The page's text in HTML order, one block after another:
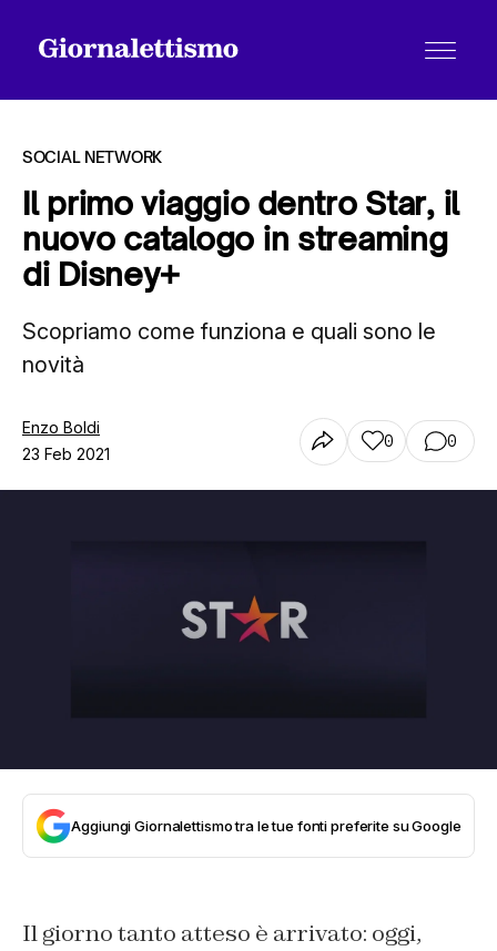
Tutti gli articoli
Chi siamo
Contatti
SOCIAL NETWORK
Il primo viaggio dentro Star, il
nuovo catalogo in streaming
di Disney+
Scopriamo come funziona e quali sono le
novità
Enzo Boldi
23 Feb 2021
0 0
Aggiungi Giornalettismo tra le tue fonti preferite su Google
Il giorno tanto atteso è arrivato: oggi,